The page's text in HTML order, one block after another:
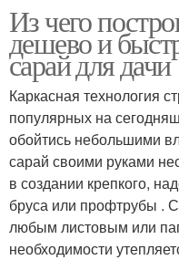
Из чего
дешево и
сарай для дачи
Каркасная технология
популярных на
обойтись небольшими
сарай своими руками
в создании крепкого,
бруса или профтрубы .
любым листовым или
необходимости